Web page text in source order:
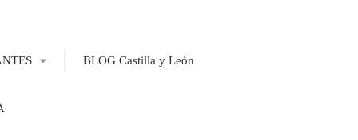
BLOG Castilla y León